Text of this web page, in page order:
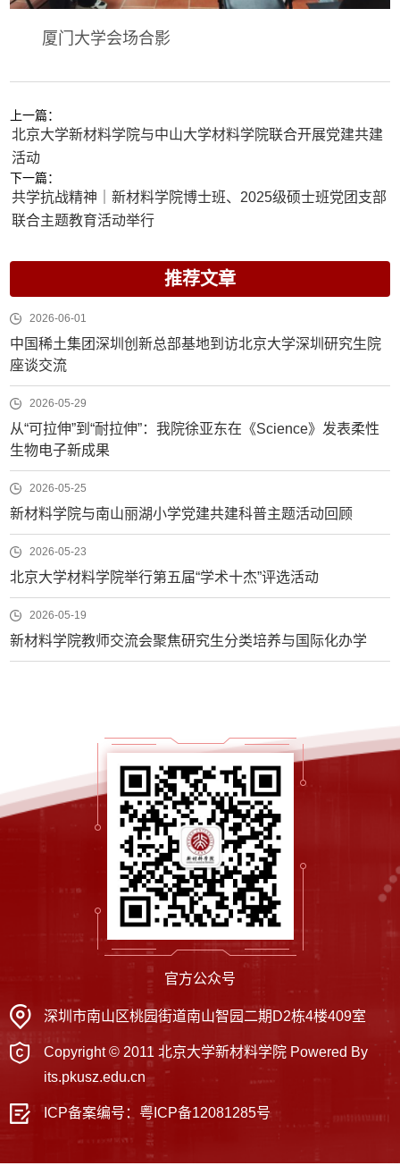
厦门大学会场合影
上一篇：
北京大学新材料学院与中山大学材料学院联合开展党建共建
活动
下一篇：
共学抗战精神｜新材料学院博士班、2025级硕士班党团支部
联合主题教育活动举行
推荐文章
2026-06-01
中国稀土集团深圳创新总部基地到访北京大学深圳研究生院
座谈交流
2026-05-29
从“可拉伸”到“耐拉伸”：我院徐亚东在《Science》发表柔性
生物电子新成果
2026-05-25
新材料学院与南山丽湖小学党建共建科普主题活动回顾
2026-05-23
北京大学材料学院举行第五届“学术十杰”评选活动
2026-05-19
新材料学院教师交流会聚焦研究生分类培养与国际化办学
深圳市南山区桃园街道南山智园二期D2栋4楼409室
Copyright © 2011 北京大学新材料学院 Powered By
its.pkusz.edu.cn
ICP备案编号： 粤ICP备12081285号
官方公众号